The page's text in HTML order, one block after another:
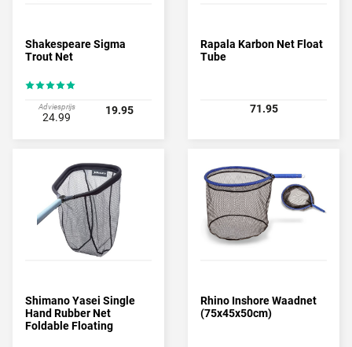
Shakespeare Sigma
Trout Net
Adviesprijs
24.99
19.95
Rapala Karbon Net Float
Tube
71.95
Shimano Yasei Single
Hand Rubber Net
Foldable Floating
Rhino Inshore Waadnet
(75x45x50cm)